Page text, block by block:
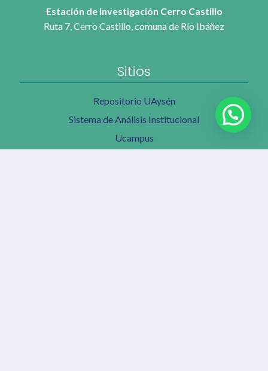
Estación de Investigación Cerro Castillo
Ruta 7, Cerro Castillo, comuna de Río Ibáñez
Sitios
Repositorio UAysén
Sistema de Análisis Institucional
Ucampus